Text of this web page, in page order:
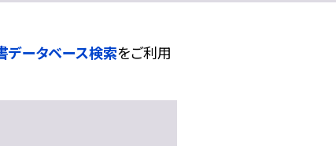
データベース検索をご利用